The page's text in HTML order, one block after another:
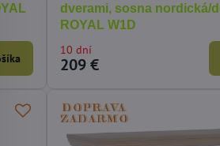
dverami, sosna nordická/
ROYAL W1D
10 dní
209 €